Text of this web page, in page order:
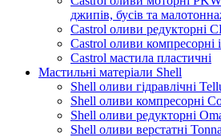
джипів, бусів та
Castrol оливи редукторні
Castrol оливи компресорні
Castrol мастила пластичні
Мастильні матеріали Shell
Shell оливи гідравлічні
Shell оливи компресорні
Shell оливи редукторні
Shell оливи верстатні Tonna